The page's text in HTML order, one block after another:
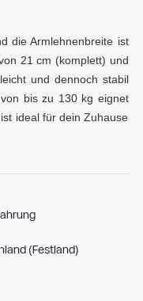
die Armlehnenbreite ist
21 cm (komplett) und
und dennoch stabil
bis zu 130 kg eignet
ideal für dein Zuhause
(Festland)